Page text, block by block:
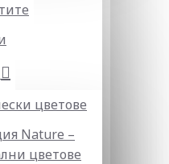
цветове
Nature –
цветове